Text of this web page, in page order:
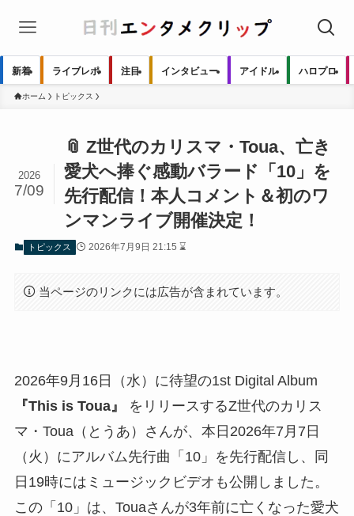
新着 ライブレポ 注目 インタビュー アイドル ハロプロ
ホーム トピックス
📎 Z世代のカリスマ・Toua、亡き
愛犬へ捧ぐ感動バラード「10」を
先行配信！本人コメント＆初のワ
ンマンライブ開催決定！
2026
7/09
トピックス 2026年7月9日 21:15 ⌛
当ページのリンクには広告が含まれています。
2026年9月16日（水）に待望の1st Digital Album
『This is Toua』
をリリースするZ世代のカリス
マ・Toua（とうあ）さんが、本日2026年7月7日
（火）にアルバム先行曲「10」を先行配信し、同
日19時にはミュージックビデオも公開しました。
この「10」は、Touaさんが3年前に亡くなった愛犬